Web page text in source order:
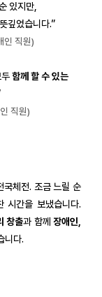
있지만,
깊었습니다.”
인 직원)
함께 할 수 있는
직원)
국체전. 조금 느릴 순
시간을 보냈습니다.
창출과 함께장애인,
니다.